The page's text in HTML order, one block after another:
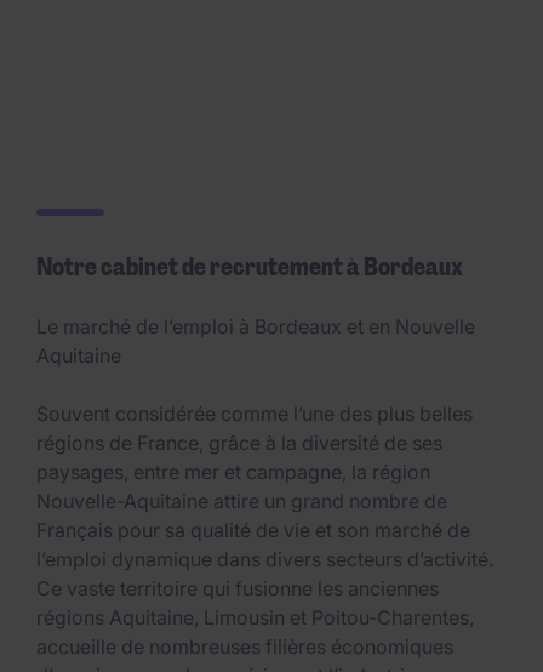
Notre cabinet de recrutement à Bordeaux
Le marché de l’emploi à Bordeaux et en Nouvelle
Aquitaine
Souvent considérée comme l’une des plus belles
régions de France, grâce à la diversité de ses
paysages, entre mer et campagne, la région
Nouvelle-Aquitaine attire un grand nombre de
Français pour sa qualité de vie et son marché de
l’emploi dynamique dans divers secteurs d’activité.
Ce vaste territoire qui fusionne les anciennes
régions Aquitaine, Limousin et Poitou-Charentes,
accueille de nombreuses filières économiques